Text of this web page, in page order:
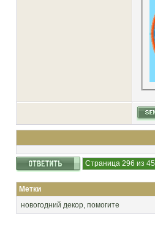
Страница 296 из
Метки
новогодний декор, помогите